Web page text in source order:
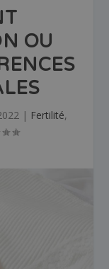
OU
| Fertilité,